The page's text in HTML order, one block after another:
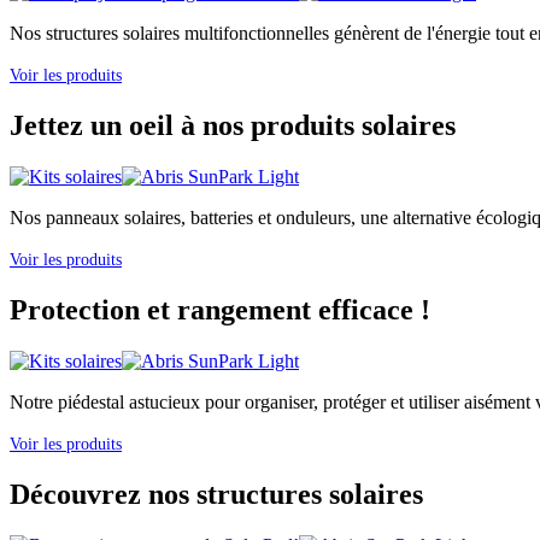
Nos structures solaires multifonctionnelles génèrent de l'énergie tout
Voir les produits
Jettez un oeil à nos produits solaires
Nos panneaux solaires, batteries et onduleurs, une alternative
Voir les produits
Protection et rangement efficace !
Notre piédestal astucieux pour organiser, protéger et utiliser
Voir les produits
Découvrez nos structures solaires